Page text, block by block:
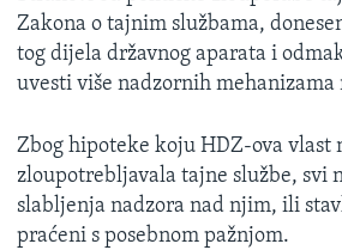
Zakona o tajnim službama,
tog dijela državnog aparata i
uvesti više nadzornih
Zbog hipoteke koju HDZ-ova
zloupotrebljavala tajne službe, svi
slabljenja nadzora nad njim, ili
praćeni s posebnom pažnjom.